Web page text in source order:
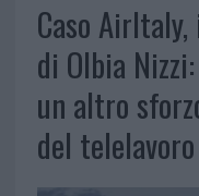
Caso
di Olbia
un altro
del telelavoro